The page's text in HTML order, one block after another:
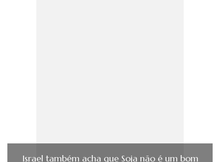
Israel também acha que Soja não é um bom